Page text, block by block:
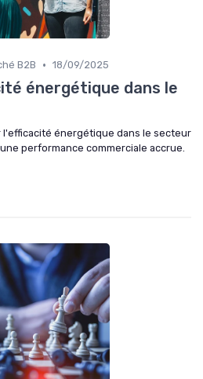
B2B • 18/09/2025
énergétique dans le
l'efficacité énergétique dans le secteur
performance commerciale accrue.